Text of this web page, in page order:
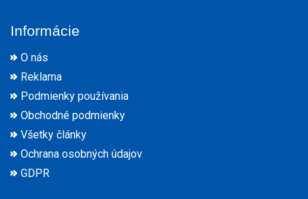
Informácie
O nás
Reklama
Podmienky používania
Obchodné podmienky
Všetky články
Ochrana osobných údajov
GDPR